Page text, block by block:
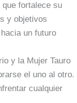
fortalece su
y objetivos
un futuro
y la Mujer Tauro
el uno al otro.
cualquier